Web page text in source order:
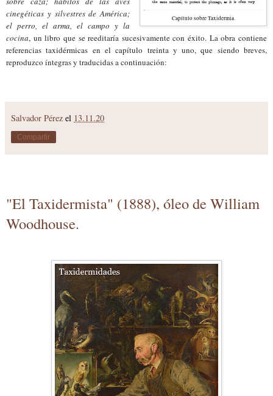
Capítulo sobre Taxidermia.
cinegéticas y silvestres de América;
el perro, el arma, el campo y la
cocina, un libro que se reeditaría sucesivamente con éxito. La obra contiene
referencias taxidérmicas en el capítulo treinta y uno, que siendo breves,
reproduzco íntegras y traducidas a continuación:
Salvador Pérez el 13.11.20
Compartir
"El Taxidermista" (1888), óleo de William
Woodhouse.